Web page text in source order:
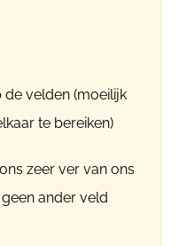
de velden (moeilijk
te bereiken)
zeer ver van ons
ander veld